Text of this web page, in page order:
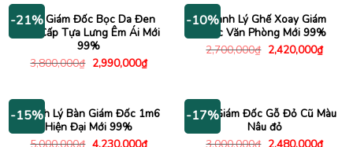
2,780,000₫.
-21%
Ghế Giám Đốc Bọc Da Đen
Cao Cấp Tựa Lưng Êm Ái Mới
99%
3,800,000₫ Giá
gốc
2,990,000₫Giá
hiện
2,990,000₫.
-10%Thanh Lý Ghế Xoay Giám
Đốc Văn Phòng Mới 99%
2,700,000₫ Giá
gốc
2,420,000₫Giá
hiện
-15%
Thanh Lý Bàn Giám Đốc 1m6
Hiện Đại Mới 99%
Giá Giá
-17%
Bàn Giám Đốc Gỗ Đỏ Cũ Màu
Nâu đỏ
Giá Giá